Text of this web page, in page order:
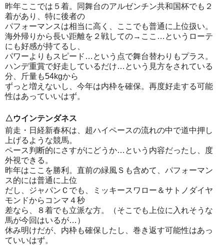
昨年ここでは５着。同舞台のアルゼンチン共和国杯でも２
着があり、特に後者の
パフォーマンスは相当に高く、ここでも普通に上位扱い。
海外帰りから長い距離を２戦しての→ここ…というローテ
にも好感が持てるし、
パワーよりもスピード…という点で舞台替わりもプラス。
ハンデ重賞で好走しているだけ…という見方をされている
分、斤量も54kgから
ずっと増えないし、今年は内枠を確保。再度好走する可能
性はあっていいはず。
△ウインテンダネス
前走・日経新春杯は、超ハイペースの流れの中で道中押し
上げるような競馬。
ペース判断的にさすがにどうか…という内容だったし、度
外視できる。
昨年はここを勝利。直前の緑風Ｓも含めて、パフォーマン
ス的には普通に上位
だし、ジャパンＣでも、ミッキースワロー＆サトノダイヤ
モンドからコンマ４秒
差なら、８着でも立派な方。（そこでも上位に入れそうな
馬が今回はいるが…）
休み明けだが、内枠も確保したし、巻き返す可能性はあっ
ていいはず。